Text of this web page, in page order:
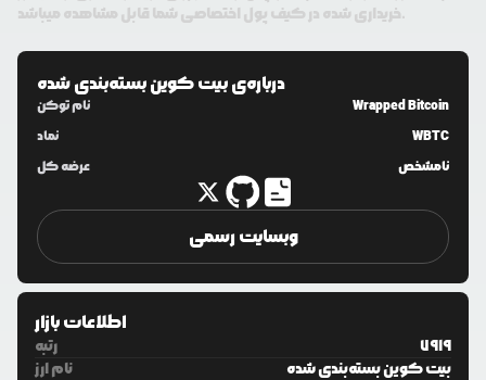
خریداری شده در کیف پول اختصاصی شما قابل مشاهده میباشد.
درباره‌یبیت کوین بسته‌بندی شده
نام توکن
Wrapped Bitcoin
نماد
WBTC
عرضه کل
نامشخص
وبسایت رسمی
اطلاعات بازار
رتبه
7919
نام ارز
بیت کوین بسته‌بندی شده